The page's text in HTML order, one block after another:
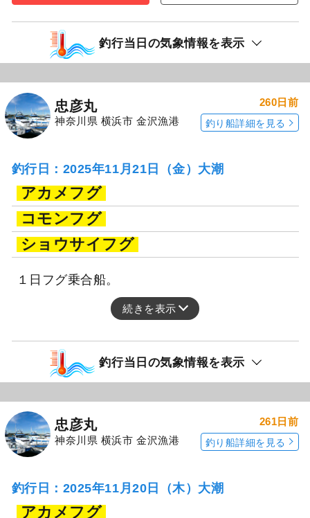
釣行当日の気象情報を表示
忠彦丸
神奈川県 横浜市 金沢漁港
260日前
釣り船詳細を見る
釣行日：2025年11月21日（金）大潮
アカメフグ
コモンフグ
ショウサイフグ
１日フグ乗合船。
続きを表示
釣行当日の気象情報を表示
忠彦丸
神奈川県 横浜市 金沢漁港
261日前
釣り船詳細を見る
釣行日：2025年11月20日（木）大潮
アカメフグ